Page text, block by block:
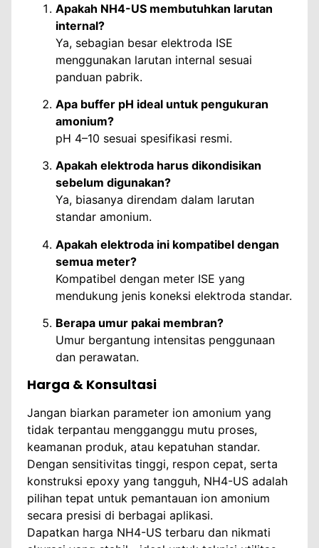
Apakah NH4-US membutuhkan larutan
internal?
Ya, sebagian besar elektroda ISE
menggunakan larutan internal sesuai
panduan pabrik.
Apa buffer pH ideal untuk pengukuran
amonium?
pH 4–10 sesuai spesifikasi resmi.
Apakah elektroda harus dikondisikan
sebelum digunakan?
Ya, biasanya direndam dalam larutan
standar amonium.
Apakah elektroda ini kompatibel dengan
semua meter?
Kompatibel dengan meter ISE yang
mendukung jenis koneksi elektroda standar.
Berapa umur pakai membran?
Umur bergantung intensitas penggunaan
dan perawatan.
Harga & Konsultasi
Jangan biarkan parameter ion amonium yang
tidak terpantau mengganggu mutu proses,
keamanan produk, atau kepatuhan standar.
Dengan sensitivitas tinggi, respon cepat, serta
konstruksi epoxy yang tangguh, NH4-US adalah
pilihan tepat untuk pemantauan ion amonium
secara presisi di berbagai aplikasi.
Dapatkan harga NH4-US terbaru dan nikmati